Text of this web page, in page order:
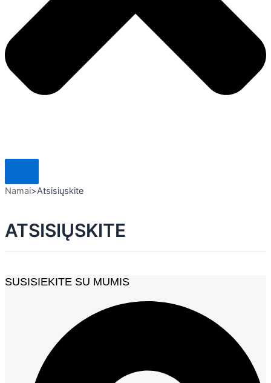
Namai>Atsisiųskite
ATSISIŲSKITE
SUSISIEKITE SU MUMIS